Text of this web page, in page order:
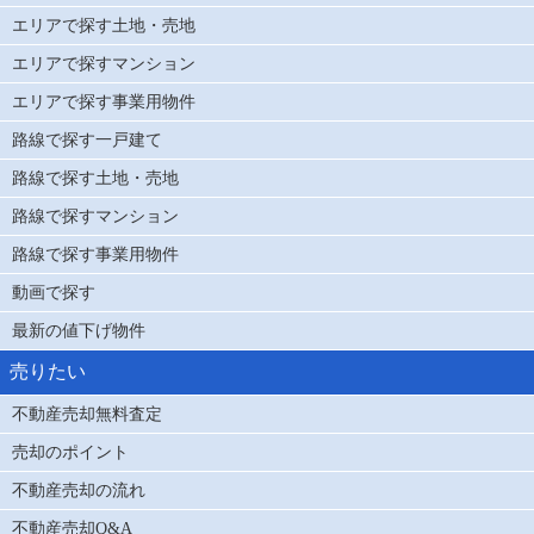
エリアで探す土地・売地
エリアで探すマンション
エリアで探す事業用物件
路線で探す一戸建て
路線で探す土地・売地
路線で探すマンション
路線で探す事業用物件
動画で探す
最新の値下げ物件
売りたい
不動産売却無料査定
売却のポイント
不動産売却の流れ
不動産売却Q&A